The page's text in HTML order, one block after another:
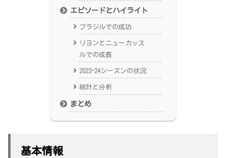
エピソードとハイライト
ブラジルでの成功
リヨンとニューカッス
ルでの成長
2023-24シーズンの状況
統計と分析
まとめ
基本情報